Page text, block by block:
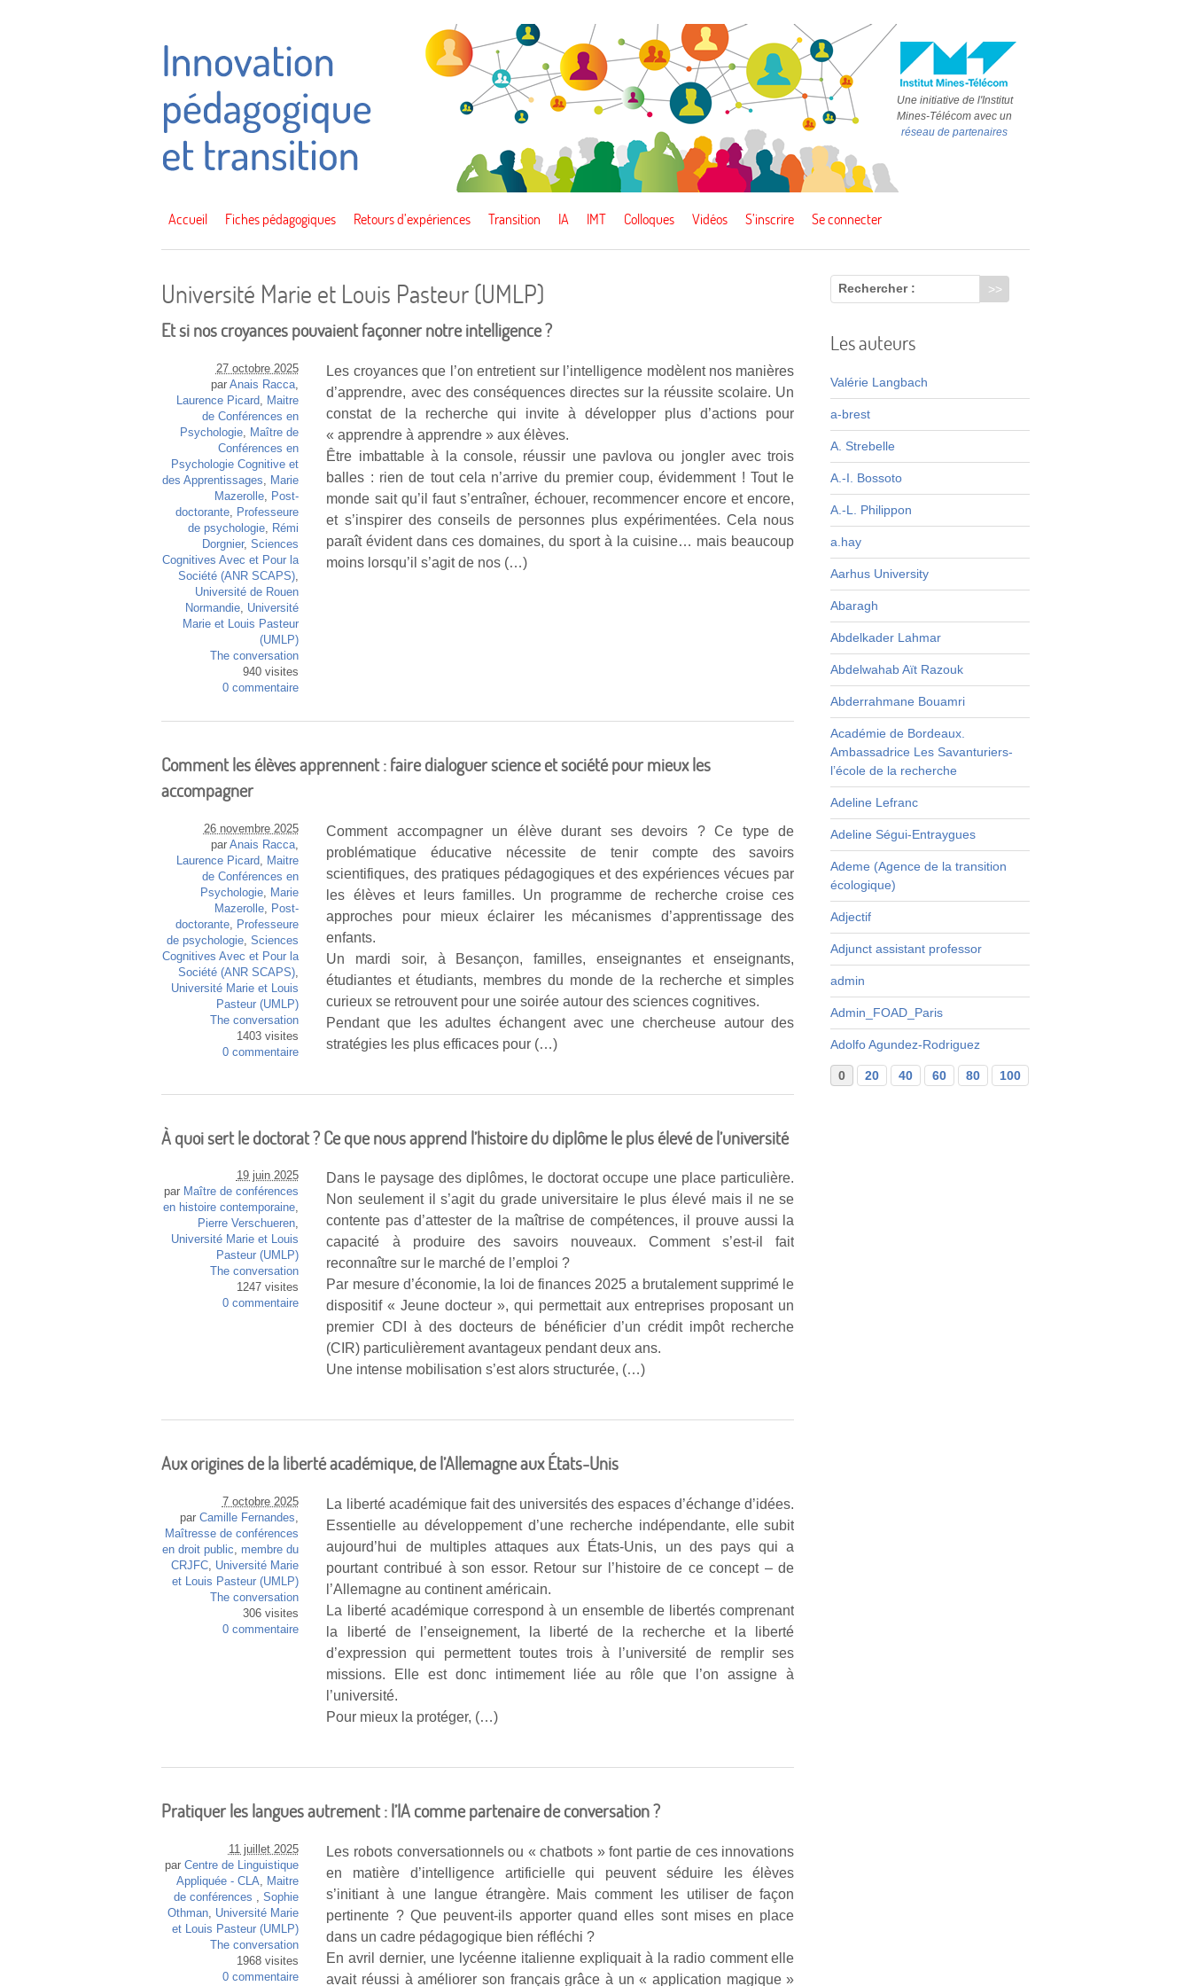
Une initiative de l'Institut
Mines-Télécom avec un
réseau de partenaires
Accueil Fiches pédagogiques Retours d’expériences Transition IA IMT Colloques Vidéos S’inscrire Se connecter
Université Marie et Louis Pasteur (UMLP)
Et si nos croyances pouvaient façonner notre intelligence ?
Les croyances que l’on entretient sur l’intelligence modèlent nos manières
d’apprendre, avec des conséquences directes sur la réussite scolaire. Un
constat de la recherche qui invite à développer plus d’actions pour
« apprendre à apprendre » aux élèves.
Être imbattable à la console, réussir une pavlova ou jongler avec trois
balles : rien de tout cela n’arrive du premier coup, évidemment ! Tout le
monde sait qu’il faut s’entraîner, échouer, recommencer encore et encore,
et s’inspirer des conseils de personnes plus expérimentées. Cela nous
paraît évident dans ces domaines, du sport à la cuisine… mais beaucoup
moins lorsqu’il s’agit de nos (…)
27 octobre 2025
par Anais Racca,
Laurence Picard
Maitre
de Conférences en
Psychologie,
Maître de
Conférences en
Psychologie Cognitive et
des Apprentissages
Marie
Mazerolle,
Post-
doctorante,
Professeure
de psychologie,
Rémi
Dorgnier, Sciences
Cognitives Avec et Pour la
Société (ANR SCAPS),
Université de Rouen
Normandie, Université
Marie et Louis Pasteur
(UMLP)
The conversation
940 visites
0 commentaire
Comment les élèves apprennent : faire dialoguer science et société pour mieux les
accompagner
Comment accompagner un élève durant ses devoirs ? Ce type de
problématique éducative nécessite de tenir compte des savoirs
scientifiques, des pratiques pédagogiques et des expériences vécues par
les élèves et leurs familles. Un programme de recherche croise ces
approches pour mieux éclairer les mécanismes d’apprentissage des
enfants.
Un mardi soir, à Besançon, familles, enseignantes et enseignants,
étudiantes et étudiants, membres du monde de la recherche et simples
curieux se retrouvent pour une soirée autour des sciences cognitives.
Pendant que les adultes échangent avec une chercheuse autour des
stratégies les plus efficaces pour (…)
26 novembre 2025
par Anais Racca,
Laurence Picard
Maitre
de Conférences en
Psychologie,
Marie
Mazerolle,
Post-
doctorante,
Professeure
de psychologie, Sciences
Cognitives Avec et Pour la
Société (ANR SCAPS),
Université Marie et Louis
Pasteur (UMLP)
The conversation
1403 visites
0 commentaire
À quoi sert le doctorat ? Ce que nous apprend l’histoire du diplôme le plus élevé de l’université
Dans le paysage des diplômes, le doctorat occupe une place particulière.
Non seulement il s’agit du grade universitaire le plus élevé mais il ne se
contente pas d’attester de la maîtrise de compétences, il prouve aussi la
capacité à produire des savoirs nouveaux. Comment s’est-il fait
reconnaître sur le marché de l’emploi ?
Par mesure d’économie, la loi de finances 2025 a brutalement supprimé le
dispositif « Jeune docteur », qui permettait aux entreprises proposant un
premier CDI à des docteurs de bénéficier d’un crédit impôt recherche
(CIR) particulièrement avantageux pendant deux ans.
Une intense mobilisation s’est alors structurée, (…)
19 juin 2025
par Maître de conférences
en histoire contemporaine,
Pierre Verschueren,
Université Marie et Louis
Pasteur (UMLP)
The conversation
1247 visites
0 commentaire
Aux origines de la liberté académique, de l’Allemagne aux États-Unis
La liberté académique fait des universités des espaces d’échange d’idées.
Essentielle au développement d’une recherche indépendante, elle subit
aujourd’hui de multiples attaques aux États-Unis, un des pays qui a
pourtant contribué à son essor. Retour sur l’histoire de ce concept – de
l’Allemagne au continent américain.
La liberté académique correspond à un ensemble de libertés comprenant
la liberté de l’enseignement, la liberté de la recherche et la liberté
d’expression qui permettent toutes trois à l’université de remplir ses
missions. Elle est donc intimement liée au rôle que l’on assigne à
l’université.
Pour mieux la protéger, (…)
7 octobre 2025
par Camille Fernandes,
Maîtresse de conférences
en droit public, membre du
CRJFC, Université Marie
et Louis Pasteur (UMLP)
The conversation
306 visites
0 commentaire
Pratiquer les langues autrement : l’IA comme partenaire de conversation ?
Les robots conversationnels ou « chatbots » font partie de ces innovations
en matière d’intelligence artificielle qui peuvent séduire les élèves
s’initiant à une langue étrangère. Mais comment les utiliser de façon
pertinente ? Que peuvent-ils apporter quand elles sont mises en place
dans un cadre pédagogique bien réfléchi ?
En avril dernier, une lycéenne italienne expliquait à la radio comment elle
avait réussi à améliorer son français grâce à un « application magique »
11 juillet 2025
par Centre de Linguistique
Appliquée - CLA, Maitre
de conférences , Sophie
Othman, Université Marie
et Louis Pasteur (UMLP)
The conversation
1968 visites
0 commentaire
Rechercher :
Les auteurs
Valérie Langbach
a-brest
A. Strebelle
A.-I. Bossoto
A.-L. Philippon
a.hay
Aarhus University
Abaragh
Abdelkader Lahmar
Abdelwahab Aït Razouk
Abderrahmane Bouamri
Académie de Bordeaux.
Ambassadrice Les Savanturiers-
l’école de la recherche
Adeline Lefranc
Adeline Ségui-Entraygues
Ademe (Agence de la transition
écologique)
Adjectif
Adjunct assistant professor
admin
Admin_FOAD_Paris
Adolfo Agundez-Rodriguez
0 20 40 60 80 100